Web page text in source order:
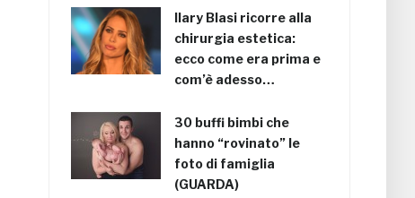
Ilary Blasi ricorre alla
chirurgia estetica:
ecco come era prima e
com’è adesso…
30 buffi bimbi che
hanno “rovinato” le
foto di famiglia
(GUARDA)